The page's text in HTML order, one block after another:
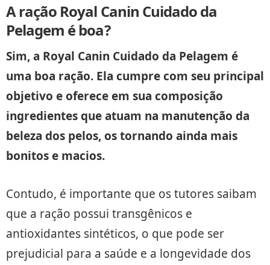
A ração Royal Canin Cuidado da
Pelagem é boa?
Sim, a Royal Canin Cuidado da Pelagem é
uma boa ração. Ela cumpre com seu principal
objetivo e oferece em sua composição
ingredientes que atuam na manutenção da
beleza dos pelos, os tornando ainda mais
bonitos e macios.
Contudo, é importante que os tutores saibam
que a ração possui transgênicos e
antioxidantes sintéticos, o que pode ser
prejudicial para a saúde e a longevidade dos